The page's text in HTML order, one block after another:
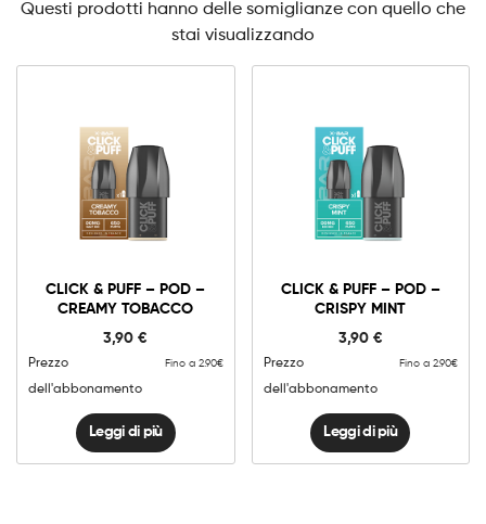
Questi prodotti hanno delle somiglianze con quello che
stai visualizzando
CLICK & PUFF – POD –
CREAMY TOBACCO
3,90€
Prezzo
dell'abbonamento
Fino a 2.90€
Leggi di più
CLICK & PUFF – POD –
CRISPY MINT
3,90 €
Prezzo
dell'abbonamento
Fino a 2.90€
Leggi di più